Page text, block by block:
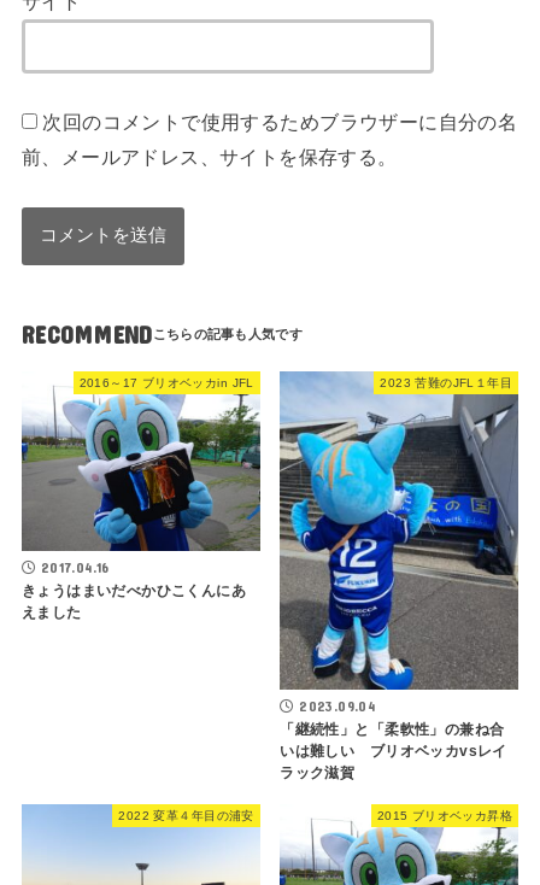
次回のコメントで使用するためブラウザーに自分の名
前、メールアドレス、サイトを保存する。
RECOMMEND
2016～17 ブリオベッカin JFL
2017.04.16
きょうはまいだべかひこくんにあ
えました
2023 苦難のJFL１年目
2023.09.04
「継続性」と「柔軟性」の兼ね合
いは難しい ブリオベッカvsレイ
ラック滋賀
2022 変革４年目の浦安 2015 ブリオベッカ昇格